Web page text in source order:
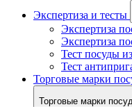
Экспертиза и тесты
Экспертиза
Экспертиза
Тест посуды
Тест
Торговые марки
Торговые марки